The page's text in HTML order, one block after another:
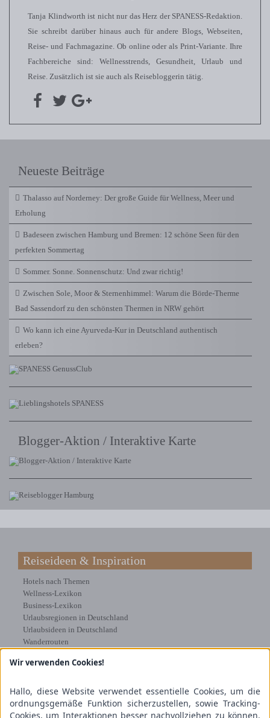
Tanja Klindworth ist nicht nur das Herz der SPANESS-Redaktion.
Sie schreibt darüber hinaus auch für andere Blogs, Webseiten,
Reise- und Fachmagazine. Ob online oder als Print-Variante. Ihre
Fachbereiche sind: Wellnesstrends, Gesundheit, Urlaub und
Reise. Zusätzlich ist sie auch als Reisebloggerin tätig.
Neueste Beiträge
Thalasso auf Norderney: Der große Guide für Wellness, Meer und
Erholung
Badeseen zwischen Hamburg und Bremen: 12 schöne Seen für den
perfekten Sommertag
Sommer. Sonne. Sonnenschutz: Und zwar richtig!
Zwischen Sole, Moor & Sternenhimmel: Warum die Börde-Therme
Bad Sassendorf zu den schönsten Thermen in NRW gehört
Wo kann ich eine Ayurveda-Kur in Deutschland authentisch
erleben?
Blogger-Aktion / Interaktive Karte
Reiseideen & Inspiration
Hotels nach Themen
Wellness-Lexikon
Business-Lexikon
Urlaubsregionen in Deutschland
Urlaubsideen in Deutschland
Wanderrouten
Kooperation & Zusammenarbeit
Kundenbereich
Presse
Über uns
Wir verwenden Cookies!
Hallo, diese Website verwendet essentielle Cookies, um die
ordnungsgemäße Funktion sicherzustellen, sowie Tracking-
Cookies, um Interaktionen besser nachvollziehen zu können.